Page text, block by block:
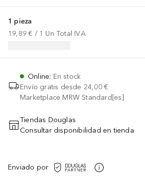
1 pieza
19,89 € / 1 Un Total IVA
Online: En stock
Envío gratis desde 24,00 €
Marketplace MRW Standard[es]
AÑADIR AL CARRITO
Tiendas Douglas
Consultar disponibilidad en tienda
Enviado por